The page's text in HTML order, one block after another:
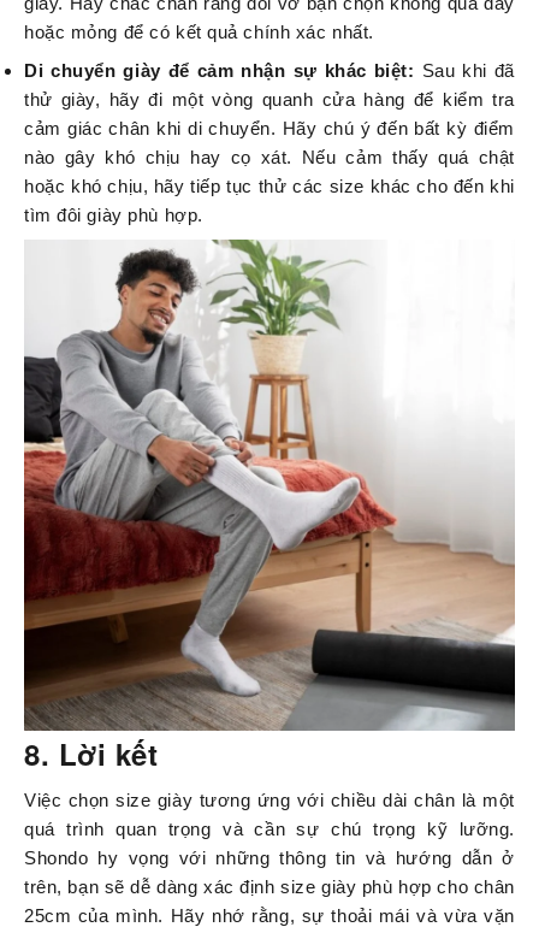
hoặc mỏng để có kết quả chính xác nhất.
Di chuyển giày để cảm nhận sự khác biệt: Sau khi đã
thử giày, hãy đi một vòng quanh cửa hàng để kiểm tra
cảm giác chân khi di chuyển. Hãy chú ý đến bất kỳ điểm
nào gây khó chịu hay cọ xát. Nếu cảm thấy quá chật
hoặc khó chịu, hãy tiếp tục thử các size khác cho đến khi
tìm đôi giày phù hợp.
8. Lời kết
Việc chọn size giày tương ứng với chiều dài chân là một
quá trình quan trọng và cần sự chú trọng kỹ lưỡng.
Shondo hy vọng với những thông tin và hướng dẫn ở
trên, bạn sẽ dễ dàng xác định size giày phù hợp cho chân
25cm của mình. Hãy nhớ rằng, sự thoải mái và vừa vặn